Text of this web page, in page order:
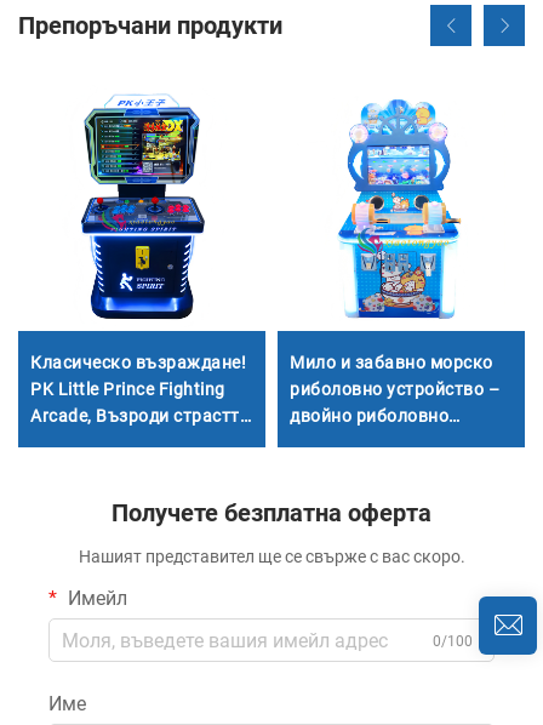
Препоръчани продукти
Класическо възраждане!
PK Little Prince Fighting
Arcade, Възроди страстта
Мило и забавно морско
риболовно устройство –
двойно риболовно
заедно с партньори
Получете безплатна оферта
Нашият представител ще се свърже с вас скоро.
Имейл
0/100
Име